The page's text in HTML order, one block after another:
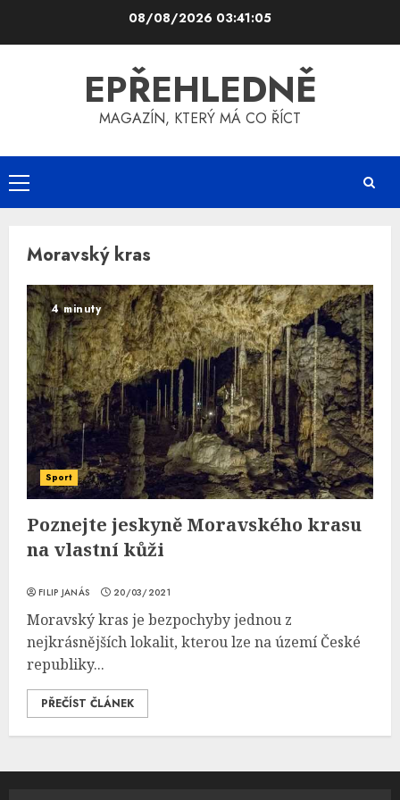
08/08/2026 03:41:06
EPŘEHLEDNĚ
MAGAZÍN, KTERÝ MÁ CO ŘÍCT
Primary
Menu
Moravský kras
4 minuty
Sport
Poznejte jeskyně Moravského krasu
na vlastní kůži
FILIP JANÁS 20/03/2021
Moravský kras je bezpochyby jednou z
nejkrásnějších lokalit, kterou lze na území České
republiky...
PŘEČÍST ČLÁNEK